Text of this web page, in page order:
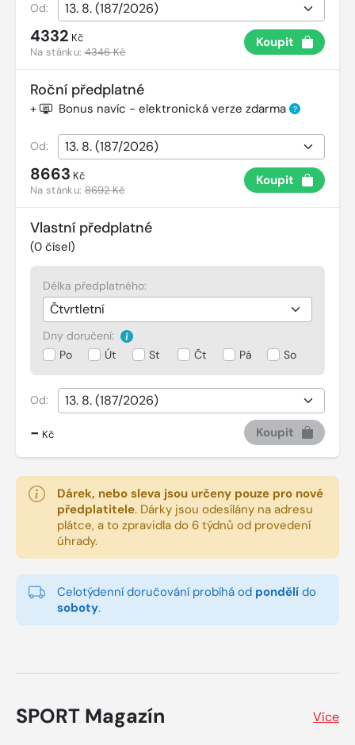
Od:
4332 Kč
Na stánku:4346 Kč
Koupit
Roční předplatné
+ Bonus navíc - elektronická verze zdarma ?
Od:
8663 Kč
Na stánku:8692 Kč
Koupit
Vlastní předplatné
(0 čísel)
Délka předplatného:
Dny doručení:
Po
Út St Čt Pá So
Od:
- Kč Koupit
Dárek, nebo sleva jsou určeny pouze pro nové
předplatitele. Dárky jsou odesílány na adresu
plátce, a to zpravidla do 6 týdnů od provedení
úhrady.
Celotýdenní doručování probíhá od pondělí do
soboty.
SPORT Magazín Více